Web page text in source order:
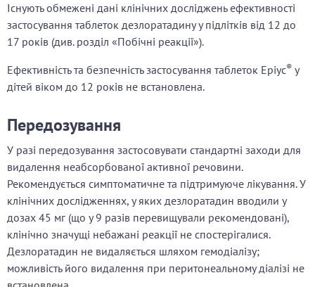
Існують обмежені дані клінічних досліджень ефективності
застосування таблеток дезлоратадину у підлітків від 12 до
17 років (див. розділ «Побічні реакції»).
Ефективність та безпечність застосування таблеток Еріус® у
дітей віком до 12 років не встановлена.
Передозування
У разі передозування застосовувати стандартні заходи для
видалення неабсорбованої активної речовини.
Рекомендується симптоматичне та підтримуюче лікування. У
клінічних дослідженнях, у яких дезлоратадин вводили у
дозах 45 мг (що у 9 разів перевищували рекомендовані),
клінічно значущі небажані реакції не спостерігалися.
Дезлоратадин не видаляється шляхом гемодіалізу;
можливість його видалення при перитонеальному діалізі не